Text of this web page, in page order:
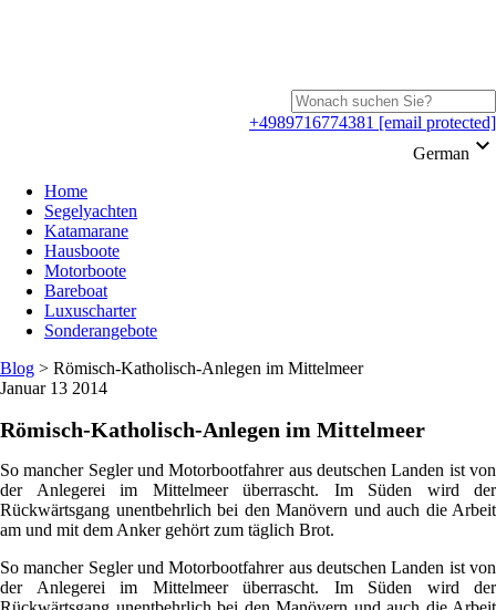
+4989716774381 [email protected]
German keyboard_arrow_down
Home
Segelyachten
Katamarane
Hausboote
Motorboote
Bareboat
Luxuscharter
Sonderangebote
Blog > Römisch-Katholisch-Anlegen im Mittelmeer
Januar 13 2014
Römisch-Katholisch-Anlegen im Mittelmeer
So mancher Segler und Motorbootfahrer aus deutschen Landen ist von
der Anlegerei im Mittelmeer überrascht. Im Süden wird der
Rückwärtsgang unentbehrlich bei den Manövern und auch die Arbeit
am und mit dem Anker gehört zum täglich Brot.
So mancher Segler und Motorbootfahrer aus deutschen Landen ist von
der Anlegerei im Mittelmeer überrascht. Im Süden wird der